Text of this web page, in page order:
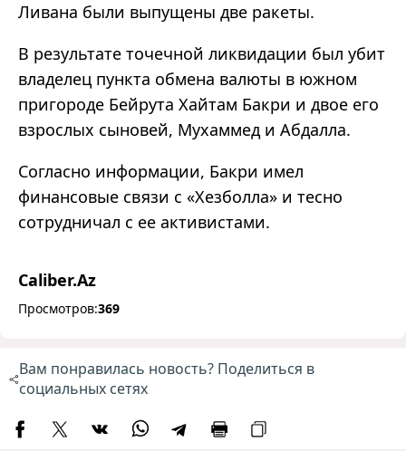
Ливана были выпущены две ракеты.
В результате точечной ликвидации был убит
владелец пункта обмена валюты в южном
пригороде Бейрута Хайтам Бакри и двое его
взрослых сыновей, Мухаммед и Абдалла.
Согласно информации, Бакри имел
финансовые связи с «Хезболла» и тесно
сотрудничал с ее активистами.
Caliber.Az
Просмотров:369
Вам понравилась новость? Поделиться в
социальных сетях